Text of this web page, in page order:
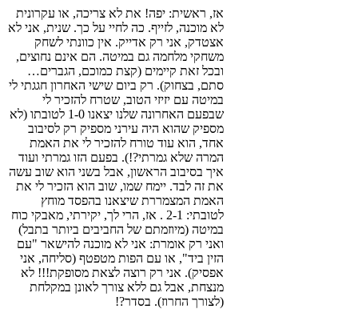
אז, ראשית: יפה! את לא צריכה, או עקרונית
לא מוכנה, לזייף. כה לחיי על כך. שנית, אני לא
אצטדק, אני רק אדייק. אין כוונתי לשחק
משחקי מלחמה גם במיטה. הם אינם נחוצים,
ובכל זאת קיימים (קצת כמוכם, הגברים…
סתם, בצחוק). רק ביום שישי האחרון חגגתי לי
במיטה עם יזיזי הטוב, שטרח להזכיר לי
שבפעם האחרונה שלנו יצאנו 1-0 לטובתו (לא
מספיק שהוא היה עירני מספיק רק לסיבוב
אחד, הוא עוד טורח להזכיר לי את האמת
המרה שלא גמרתי?!). בפעם הזו גמרתי ועוד
איך בסיבוב הראשון, אבל בשני הוא שוב עשה
את זה לבד. יימח שמו, שוב הוא הזכיר לי את
האמת המצמררת שיצאנו בהפסד מוחץ
לטובתי: 2-1 . אז, הרי לך, יקירתי, מאבקי כוח
במיטה (מיוזמתם של החביבים ביותר בתבל)
ואני רק אומרת: אני לא מוכנה להישאר "עם
הזין ביד", או עם הפות מטפטף (סליחה, אני
אפסיק). אני רק רוצה לצאת מסופקת!!! לא
מנצחת, אבל גם ללא צורך לאונן במקלחת
(לצורך החרוז). בסדר?!